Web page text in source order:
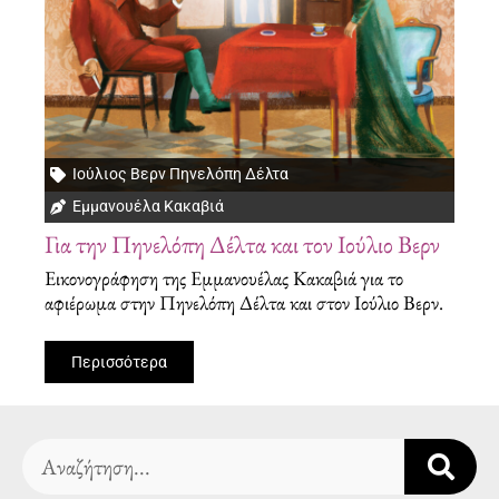
Ιούλιος Βερν Πηνελόπη Δέλτα
Εμμανουέλα Κακαβιά
Για την Πηνελόπη Δέλτα και τον Ιούλιο Βερν
Εικονογράφηση της Εμμανουέλας Κακαβιά για το
αφιέρωμα στην Πηνελόπη Δέλτα και στον Ιούλιο Βερν.
Περισσότερα
Search